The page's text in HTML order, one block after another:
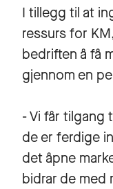
I tillegg til at
ressurs for
bedriften å få
gjennom en
- Vi får tilgang
de er ferdige
det åpne
bidrar de med